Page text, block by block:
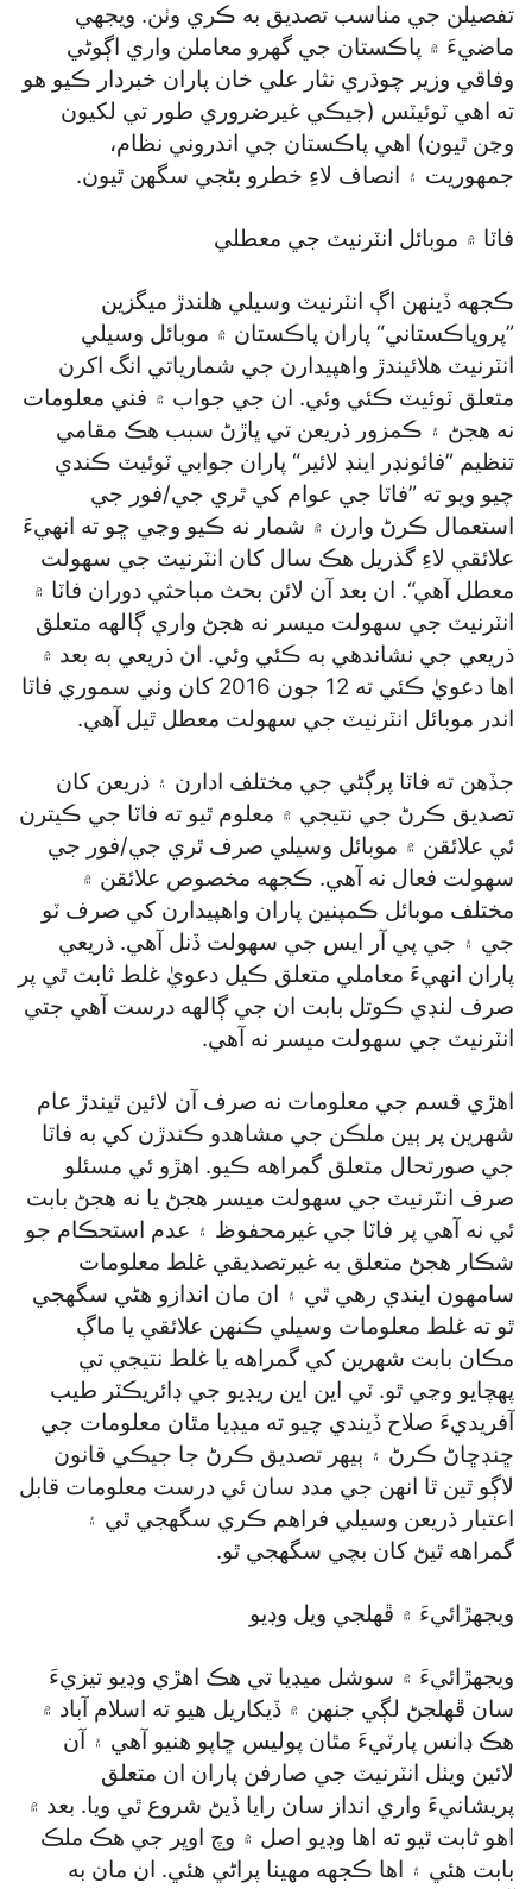
تفصيلن جي مناسب تصديق به ڪري وٺن. ويجهي
ماضيءَ ۾ پاڪستان جي گھرو معاملن واري اڳوڻي
وفاقي وزير چوڌري نثار علي خان پاران خبردار ڪيو هو
ته اهي ٽوئيٽس (جيڪي غيرضروري طور تي لکيون
وڃن ٿيون) اهي پاڪستان جي اندروني نظام،
جمهوريت ۽ انصاف لاءِ خطرو بڻجي سگھن ٿيون.
فاٽا ۾ موبائل انٽرنيٽ جي معطلي
ڪجهه ڏينهن اڳ انٽرنيٽ وسيلي هلندڙ ميگزين
”پروپاڪستاني“ پاران پاڪستان ۾ موبائل وسيلي
انٽرنيٽ هلائيندڙ واهپيدارن جي شمارياتي انگ اکرن
متعلق ٽوئيٽ ڪئي وئي. ان جي جواب ۾ فني معلومات
نه هجڻ ۽ ڪمزور ذريعن تي ڀاڙڻ سبب هڪ مقامي
تنظيم ”فائونڊر اينڊ لائير“ پاران جوابي ٽوئيٽ ڪندي
چيو ويو ته ”فاٽا جي عوام کي ٿري جي/فور جي
استعمال ڪرڻ وارن ۾ شمار نه ڪيو وڃي ڇو ته انهيءَ
علائقي لاءِ گذريل هڪ سال کان انٽرنيٽ جي سهولت
معطل آهي“. ان بعد آن لائن بحث مباحثي دوران فاٽا ۾
انٽرنيٽ جي سهولت ميسر نه هجڻ واري ڳالهه متعلق
ذريعي جي نشاندهي به ڪئي وئي. ان ذريعي به بعد ۾
اها دعويٰ ڪئي ته 12 جون 2016 کان وٺي سموري فاٽا
اندر موبائل انٽرنيٽ جي سهولت معطل ٿيل آهي.
جڏهن ته فاٽا پرڳڻي جي مختلف ادارن ۽ ذريعن کان
تصديق ڪرڻ جي نتيجي ۾ معلوم ٿيو ته فاٽا جي ڪيترن
ئي علائقن ۾ موبائل وسيلي صرف ٿري جي/فور جي
سهولت فعال نه آهي. ڪجهه مخصوص علائقن ۾
مختلف موبائل ڪمپنين پاران واهپيدارن کي صرف ٽو
جي ۽ جي پي آر ايس جي سهولت ڏنل آهي. ذريعي
پاران انهيءَ معاملي متعلق ڪيل دعويٰ غلط ثابت ٿي پر
صرف لنڊي ڪوتل بابت ان جي ڳالهه درست آهي جتي
انٽرنيٽ جي سهولت ميسر نه آهي.
اهڙي قسم جي معلومات نه صرف آن لائين ٿيندڙ عام
شهرين پر ٻين ملڪن جي مشاهدو ڪندڙن کي به فاٽا
جي صورتحال متعلق گمراهه ڪيو. اهڙو ئي مسئلو
صرف انٽرنيٽ جي سهولت ميسر هجڻ يا نه هجڻ بابت
ئي نه آهي پر فاٽا جي غيرمحفوظ ۽ عدم استحڪام جو
شڪار هجڻ متعلق به غيرتصديقي غلط معلومات
سامهون ايندي رهي ٿي ۽ ان مان اندازو هڻي سگھجي
ٿو ته غلط معلومات وسيلي ڪنهن علائقي يا ماڳ
مڪان بابت شهرين کي گمراهه يا غلط نتيجي تي
پهچايو وڃي ٿو. ٽي اين اين ريڊيو جي ڊائريڪٽر طيب
آفريديءَ صلاح ڏيندي چيو ته ميڊيا مٿان معلومات جي
ڇنڊڇاڻ ڪرڻ ۽ ٻيهر تصديق ڪرڻ جا جيڪي قانون
لاڳو ٿين ٿا انهن جي مدد سان ئي درست معلومات قابل
اعتبار ذريعن وسيلي فراهم ڪري سگھجي ٿي ۽
گمراهه ٿيڻ کان بچي سگھجي ٿو.
ويجهڙائيءَ ۾ ڦهلجي ويل وڊيو
ويجهڙائيءَ ۾ سوشل ميڊيا تي هڪ اهڙي وڊيو تيزيءَ
سان ڦهلجڻ لڳي جنهن ۾ ڏيکاريل هيو ته اسلام آباد ۾
هڪ ڊانس پارٽيءَ مٿان پوليس ڇاپو هنيو آهي ۽ آن
لائين ويٺل انٽرنيٽ جي صارفن پاران ان متعلق
پريشانيءَ واري انداز سان رايا ڏيڻ شروع ٿي ويا. بعد ۾
اهو ثابت ٿيو ته اها وڊيو اصل ۾ وچ اوڀر جي هڪ ملڪ
بابت هئي ۽ اها ڪجهه مهينا پراڻي هئي. ان مان به